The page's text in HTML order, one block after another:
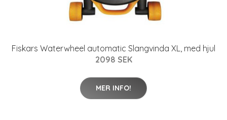
Fiskars Waterwheel automatic Slangvinda XL, med hjul
2098 SEK
MER INFO!